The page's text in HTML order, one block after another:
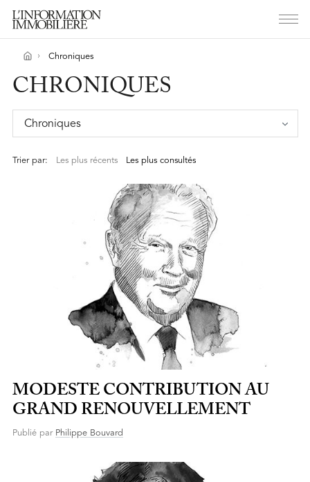
Chroniques
CHRONIQUES
Chroniques
Trier par: Les plus récents Les plus consultés
MODESTE CONTRIBUTION AU
GRAND RENOUVELLEMENT
Publié par Philippe Bouvard